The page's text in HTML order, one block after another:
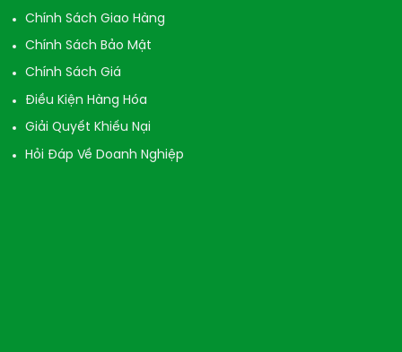
Chính Sách Giao Hàng
Chính Sách Bảo Mật
Chính Sách Giá
Điều Kiện Hàng Hóa
Giải Quyết Khiếu Nại
Hỏi Đáp Về Doanh Nghiệp